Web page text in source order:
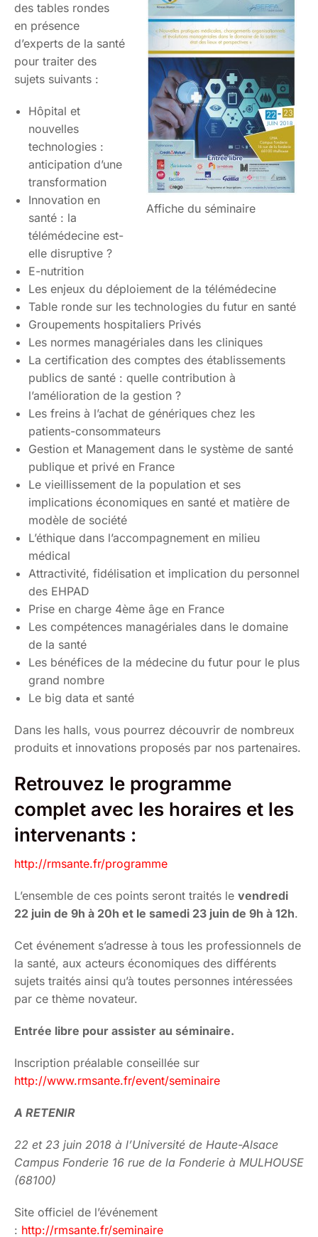
Affiche du séminaire
des tables rondes
en présence
d’experts de la santé
pour traiter des
sujets suivants :
Hôpital et
nouvelles
technologies :
anticipation d’une
transformation
Innovation en
santé : la
télémédecine est-
elle disruptive ?
E-nutrition
Les enjeux du déploiement de la télémédecine
Table ronde sur les technologies du futur en santé
Groupements hospitaliers Privés
Les normes managériales dans les cliniques
La certification des comptes des établissements
publics de santé : quelle contribution à
l’amélioration de la gestion ?
Les freins à l’achat de génériques chez les
patients-consommateurs
Gestion et Management dans le système de santé
publique et privé en France
Le vieillissement de la population et ses
implications économiques en santé et matière de
modèle de société
L’éthique dans l’accompagnement en milieu
médical
Attractivité, fidélisation et implication du personnel
des EHPAD
Prise en charge 4ème âge en France
Les compétences managériales dans le domaine
de la santé
Les bénéfices de la médecine du futur pour le plus
grand nombre
Le big data et santé
Dans les halls, vous pourrez découvrir de nombreux
produits et innovations proposés par nos partenaires.
Retrouvez le programme
complet avec les horaires et les
intervenants :
http://rmsante.fr/programme
L’ensemble de ces points seront traités le vendredi
22 juin de 9h à 20h et le samedi 23 juin de 9h à 12h.
Cet événement s’adresse à tous les professionnels de
la santé, aux acteurs économiques des différents
sujets traités ainsi qu’à toutes personnes intéressées
par ce thème novateur.
Entrée libre pour assister au séminaire.
Inscription préalable conseillée sur
http://www.rmsante.fr/event/seminaire
A RETENIR
22 et 23 juin 2018 à l’Université de Haute-Alsace
Campus Fonderie 16 rue de la Fonderie à MULHOUSE
(68100)
Site officiel de l’événement
: http://rmsante.fr/seminaire